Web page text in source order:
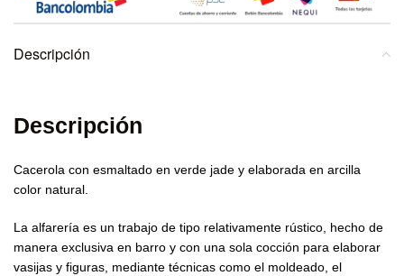
Descripción
Descripción
Cacerola con esmaltado en verde jade y elaborada en arcilla
color natural.
La alfarería es un trabajo de tipo relativamente rústico, hecho de
manera exclusiva en barro y con una sola cocción para elaborar
vasijas y figuras, mediante técnicas como el moldeado, el